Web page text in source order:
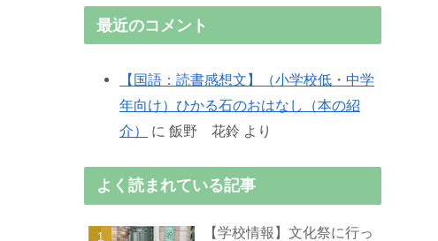
最近のコメント
【国語：読書感想文】（小学校低・中学
年向け）ひかる石のおはなし（本の紹
介）
に 飯野 花鈴 より
よく読まれている記事
【学校情報】文化祭に行っ